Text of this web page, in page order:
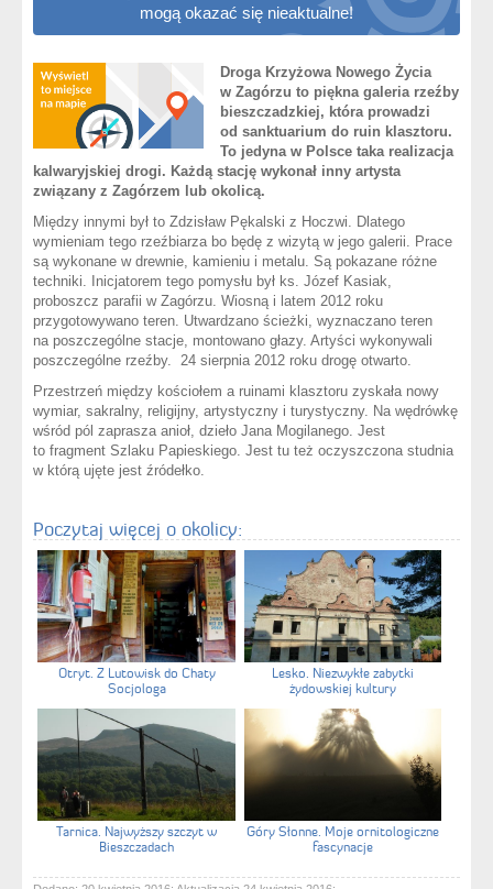
mogą okazać się nieaktualne!
Droga Krzyżowa Nowego Życia
w Zagórzu to piękna galeria rzeźby
bieszczadzkiej, która prowadzi
od sanktuarium do ruin klasztoru.
To jedyna w Polsce taka realizacja
kalwaryjskiej drogi. Każdą stację wykonał inny artysta
związany z Zagórzem lub okolicą.
Między innymi był to Zdzisław Pękalski z Hoczwi. Dlatego
wymieniam tego rzeźbiarza bo będę z wizytą w jego galerii. Prace
są wykonane w drewnie, kamieniu i metalu. Są pokazane różne
techniki. Inicjatorem tego pomysłu był ks. Józef Kasiak,
proboszcz parafii w Zagórzu. Wiosną i latem 2012 roku
przygotowywano teren. Utwardzano ścieżki, wyznaczano teren
na poszczególne stacje, montowano głazy. Artyści wykonywali
poszczególne rzeźby. 24 sierpnia 2012 roku drogę otwarto.
Przestrzeń między kościołem a ruinami klasztoru zyskała nowy
wymiar, sakralny, religijny, artystyczny i turystyczny. Na wędrówkę
wśród pól zaprasza anioł, dzieło Jana Mogilanego. Jest
to fragment Szlaku Papieskiego. Jest tu też oczyszczona studnia
w którą ujęte jest źródełko.
Poczytaj więcej o okolicy:
Otryt. Z Lutowisk do Chaty
Socjologa
Lesko. Niezwykłe zabytki
żydowskiej kultury
Tarnica. Najwyższy szczyt w
Bieszczadach
Góry Słonne. Moje ornitologiczne
fascynacje